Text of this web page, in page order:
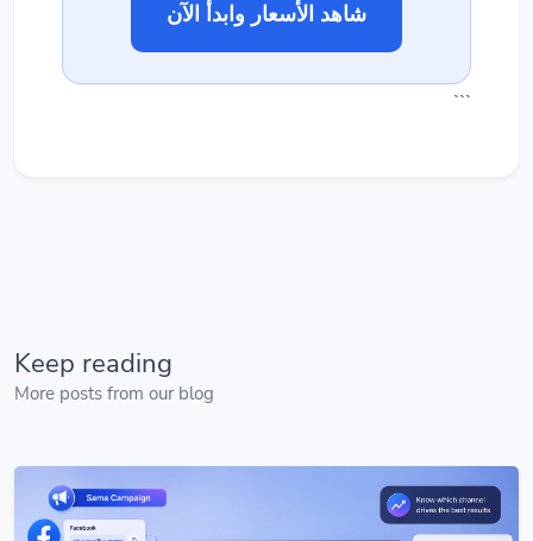
شاهد الأسعار وابدأ الآن
```
Keep reading
More posts from our blog